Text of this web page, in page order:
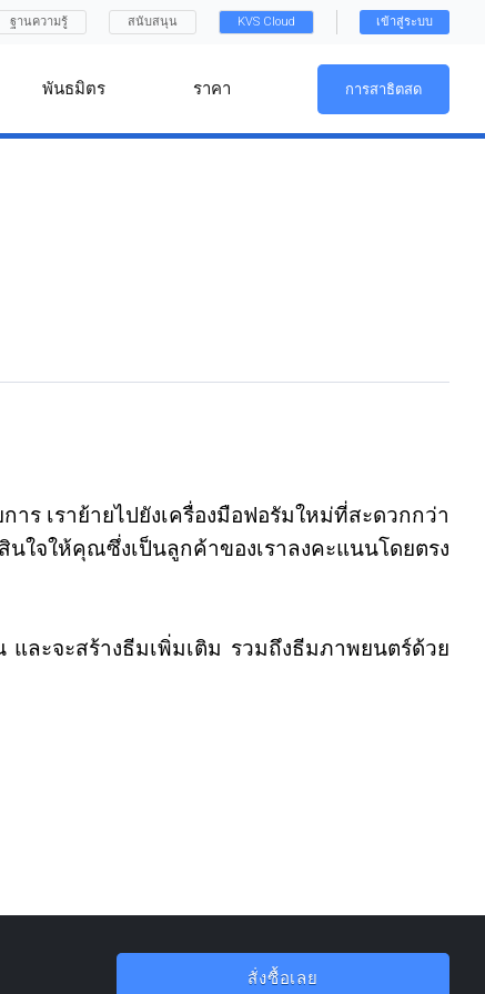
ฐานความรู้ สนับสนุน KVS Cloud เข้าสู่ระบบ
พันธมิตร ราคา การสาธิตสด
ร เราย้ายไปยังเครื่องมือฟอรัมใหม่ที่สะดวกกว่า
ใจให้คุณซึ่งเป็นลูกค้าของเราลงคะแนนโดยตรง
และจะสร้างธีมเพิ่มเติม รวมถึงธีมภาพยนตร์ด้วย
สั่งซื้อเลย